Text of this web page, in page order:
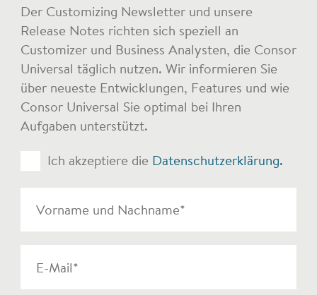
Der Customizing Newsletter und unsere
Release Notes richten sich speziell an
Customizer und Business Analysten, die Consor
Universal täglich nutzen. Wir informieren Sie
über neueste Entwicklungen, Features und wie
Consor Universal Sie optimal bei Ihren
Aufgaben unterstützt.
Datenschutz(erforderlich)
Ich akzeptiere die Datenschutzerklärung.
und
Mail*